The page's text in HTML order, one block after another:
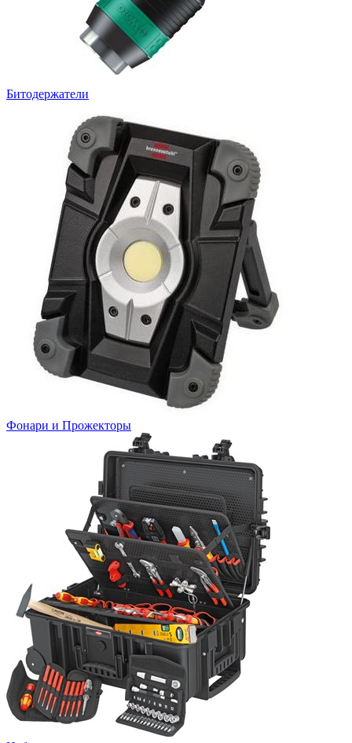
Битодержатели
Фонари и Прожекторы